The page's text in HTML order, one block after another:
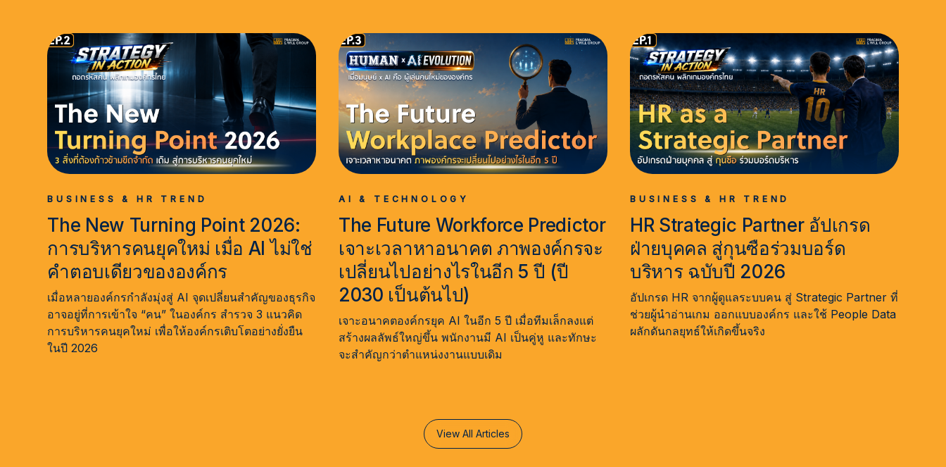
BUSINESS & HR TREND
The New Turning Point 2026:
การบริหารคนยุคใหม่ เมื่อ AI ไม่ใช่
คำตอบเดียวขององค์กร
เมื่อหลายองค์กรกำลังมุ่งสู่ AI จุดเปลี่ยนสำคัญของธุรกิจ
อาจอยู่ที่การเข้าใจ “คน” ในองค์กร สำรวจ 3 แนวคิด
การบริหารคนยุคใหม่ เพื่อให้องค์กรเติบโตอย่างยั่งยืน
ในปี 2026
AI & TECHNOLOGY
The Future Workforce Predictor
เจาะเวลาหาอนาคต ภาพองค์กรจะ
เปลี่ยนไปอย่างไรในอีก 5 ปี (ปี
2030 เป็นต้นไป)
เจาะอนาคตองค์กรยุค AI ในอีก 5 ปี เมื่อทีมเล็กลงแต่
สร้างผลลัพธ์ใหญ่ขึ้น พนักงานมี AI เป็นคู่หู และทักษะ
จะสำคัญกว่าตำแหน่งงานแบบเดิม
BUSINESS & HR TREND
HR Strategic Partner อัปเกรด
ฝ่ายบุคคล สู่กุนซือร่วมบอร์ด
บริหาร ฉบับปี 2026
อัปเกรด HR จากผู้ดูแลระบบคน สู่ Strategic Partner ที่
ช่วยผู้นำอ่านเกม ออกแบบองค์กร และใช้ People Data
ผลักดันกลยุทธ์ให้เกิดขึ้นจริง
View All Articles